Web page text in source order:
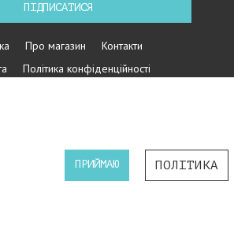
ПІДПИСАТИСЯ
Про магазин
Контакти
Політика конфіденційності
Cycles - 2015-2024 ©
ПРИЙМАЮ ПОЛІТИКА